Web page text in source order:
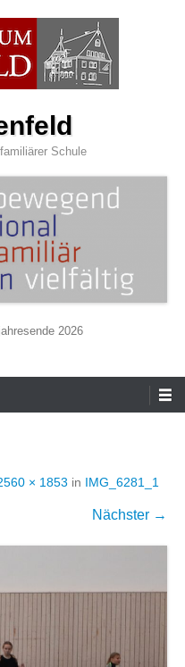
Schule
2026
× 1853 in IMG_6281_1
Nächster →